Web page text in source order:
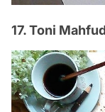
17. Toni